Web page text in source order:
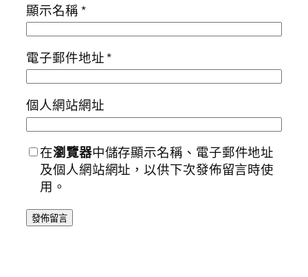
顯示名稱*
電子郵件地址*
個人網站網址
在瀏覽器中儲存顯示名稱、電子郵件地址
及個人網站網址，以供下次發佈留言時使
用。